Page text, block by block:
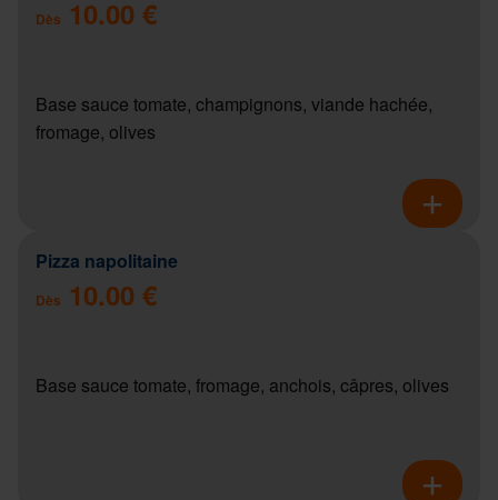
Dès 10.00 €
Base sauce tomate, champignons, viande hachée,
fromage, olives
Pizza napolitaine
Dès 10.00 €
Base sauce tomate, fromage, anchois, câpres, olives